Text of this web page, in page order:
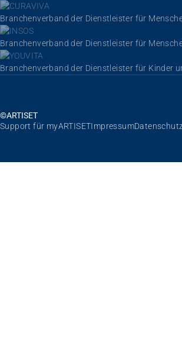
Branchenverband der Dienstleister für
Branchenverband der Dienstleister für
Branchenverband der Dienstleister für Kinder
©ARTISET
Navigation überspringen
Support für myARTISETImpressum